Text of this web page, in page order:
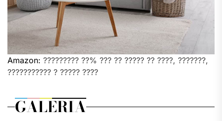
Amazon: ????????? ??% ??? ?? ????? ?? ????, ???????,
??????????? ? ????? ????
GALERIA